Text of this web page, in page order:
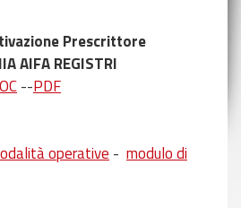
Prescrittore
AIFA REGISTRI
--PDF
operative - modulo di